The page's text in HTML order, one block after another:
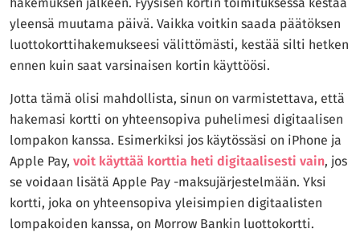
rehellisiä vertailuja kaikista Suomessa saatavilla olevista
luottokorteista. Luottokortit.com-sivustolla tavoitteemme on
tarjota kaikki tarvittavat tiedot, jotta voit tehdä viisaita
valintoja, jotka sopivat juuri sinun taloudelliseen
tilanteeseesi.
yleensä muutama päivä. Vaikka voitkin saada päätöksen
luottokorttihakemukseesi välittömästi, kestää silti hetken
ennen kuin saat varsinaisen kortin käyttöösi.
Jotta tämä olisi mahdollista, sinun on varmistettava, että
hakemasi kortti on yhteensopiva puhelimesi digitaalisen
lompakon kanssa. Esimerkiksi jos käytössäsi on iPhone ja
Apple Pay, voit käyttää korttia heti digitaalisesti vain, jos
se voidaan lisätä Apple Pay -maksujärjestelmään. Yksi
kortti, joka on yhteensopiva yleisimpien digitaalisten
lompakoiden kanssa, on Morrow Bankin luottokortti.